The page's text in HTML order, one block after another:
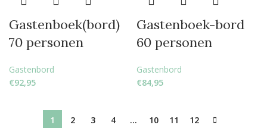
Gastenboek(bord)
70 personen
Gastenbord
€92,95
Gastenboek-bord
60 personen
Gastenbord
€84,95
1 2 3 4 … 10 11 12